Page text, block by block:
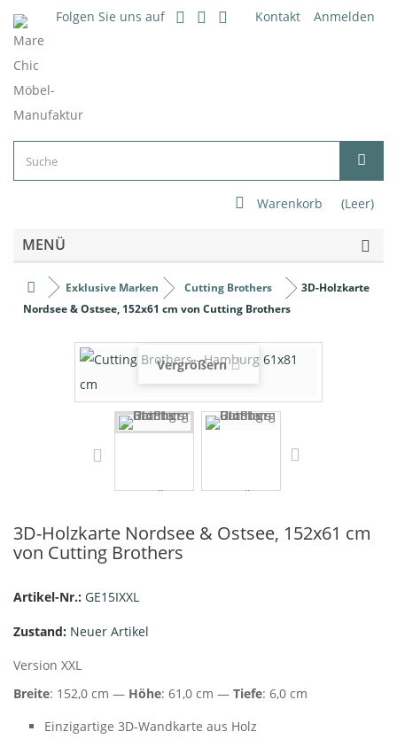
Anmelden
Kontakt
Folgen Sie uns auf
Warenkorb (Leer)
MENÜ
Exklusive Marken Cutting Brothers
3D-Holzkarte
Nordsee & Ostsee, 152x61 cm von Cutting Brothers
Vergrößern
3D-Holzkarte Nordsee & Ostsee, 152x61 cm
von Cutting Brothers
Artikel-Nr.: GE15IXXL
Zustand: Neuer Artikel
Version XXL
Breite: 152,0 cm — Höhe: 61,0 cm — Tiefe: 6,0 cm
Einzigartige 3D-Wandkarte aus Holz